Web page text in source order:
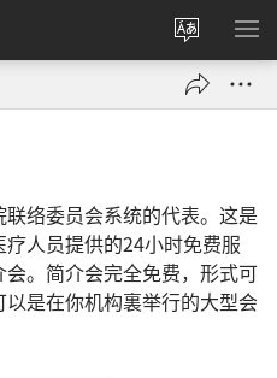
更
改
网
显
络委员会系统的代表。这是
人员提供的24小时免费服
。简介会完全免费，形式可
是在你机构裏举行的大型会